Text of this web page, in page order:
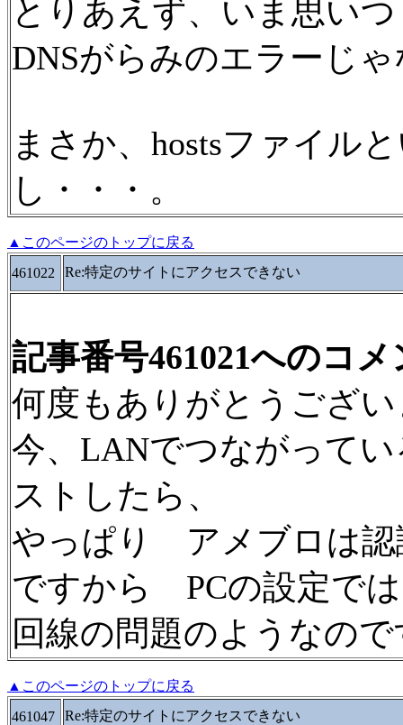
とりあえず、いま思い
DNSがらみのエラーじ
まさか、hostsファイル
し・・・。
▲このページのトップに戻る
461022
Re:特定のサイトにアクセスできない
記事番号461021へのコメ
何度もありがとうござ
今、LANでつながって
ストしたら、
やっぱり アメブロは認
ですから PCの設定で
回線の問題のようなの
▲このページのトップに戻る
461047
Re:特定のサイトにアクセスできない